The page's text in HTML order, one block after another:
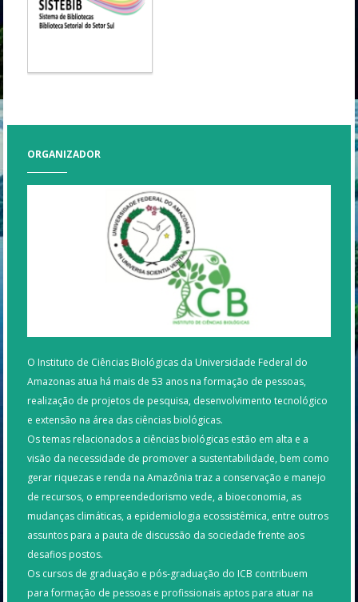
ORGANIZADOR
O Instituto de Ciências Biológicas da Universidade Federal do
Amazonas atua há mais de 53 anos na formação de pessoas,
realização de projetos de pesquisa, desenvolvimento tecnológico
e extensão na área das ciências biológicas.
Os temas relacionados a ciências biológicas estão em alta e a
visão da necessidade de promover a sustentabilidade, bem como
gerar riquezas e renda na Amazônia traz a conservação e manejo
de recursos, o empreendedorismo vede, a bioeconomia, as
mudanças climáticas, a epidemiologia ecossistêmica, entre outros
assuntos para a pauta de discussão da sociedade frente aos
desafios postos.
Os cursos de graduação e pós-graduação do ICB contribuem
para formação de pessoas e profissionais aptos para atuar na